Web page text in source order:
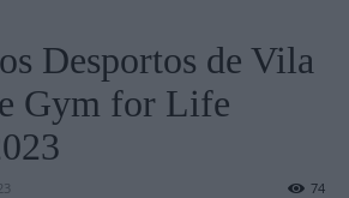
Desportos de Vila
Gym for Life
74